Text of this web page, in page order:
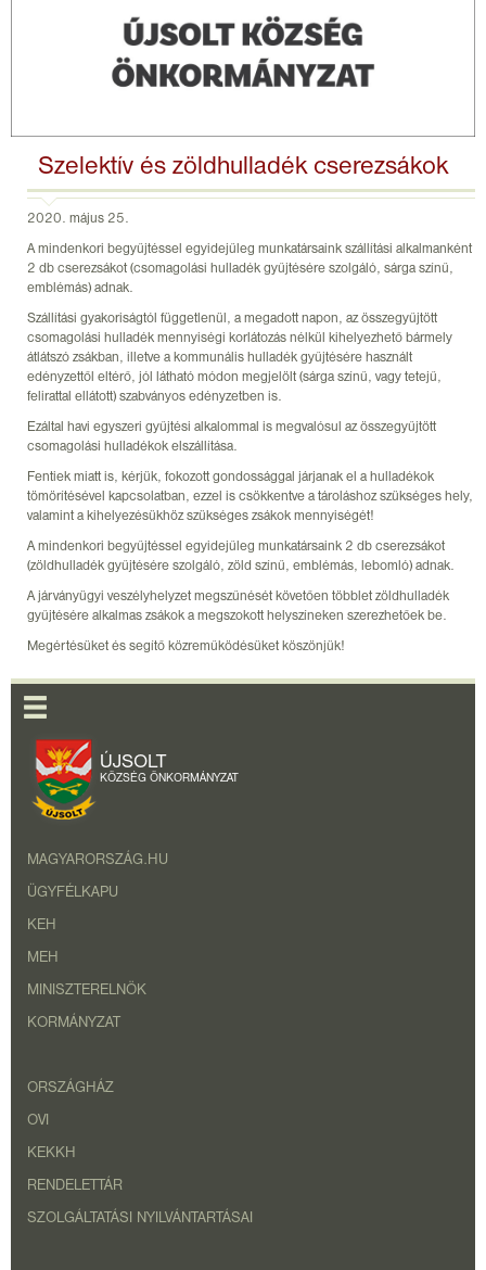
Szelektív és zöldhulladék cserezsákok
2020. május 25.
A mindenkori begyűjtéssel egyidejűleg munkatársaink szállítási alkalmanként
2 db cserezsákot (csomagolási hulladék gyűjtésére szolgáló, sárga színű,
emblémás) adnak.
Szállítási gyakoriságtól függetlenül, a megadott napon, az összegyűjtött
csomagolási hulladék mennyiségi korlátozás nélkül kihelyezhető bármely
átlátszó zsákban, illetve a kommunális hulladék gyűjtésére használt
edényzettől eltérő, jól látható módon megjelölt (sárga színű, vagy tetejű,
felirattal ellátott) szabványos edényzetben is.
Ezáltal havi egyszeri gyűjtési alkalommal is megvalósul az összegyűjtött
csomagolási hulladékok elszállítása.
Fentiek miatt is, kérjük, fokozott gondossággal járjanak el a hulladékok
tömörítésével kapcsolatban, ezzel is csökkentve a tároláshoz szükséges hely,
valamint a kihelyezésükhöz szükséges zsákok mennyiségét!
A mindenkori begyűjtéssel egyidejűleg munkatársaink 2 db cserezsákot
(zöldhulladék gyűjtésére szolgáló, zöld színű, emblémás, lebomló) adnak.
A járványügyi veszélyhelyzet megszűnését követően többlet zöldhulladék
gyűjtésére alkalmas zsákok a megszokott helyszíneken szerezhetőek be.
Megértésüket és segítő közreműködésüket köszönjük!
ÚJSOLT
KÖZSÉG ÖNKORMÁNYZAT
MAGYARORSZÁG.HU
ÜGYFÉLKAPU
KEH
MEH
MINISZTERELNÖK
KORMÁNYZAT
ORSZÁGHÁZ
OVI
KEKKH
RENDELETTÁR
SZOLGÁLTATÁSI NYILVÁNTARTÁSAI